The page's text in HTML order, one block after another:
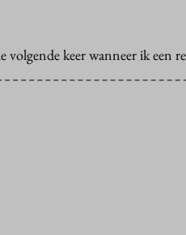
keer wanneer ik een